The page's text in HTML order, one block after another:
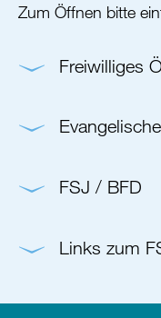
Zum Öffnen bitte
Freiwilliges
FSJ / BFD
Links zum